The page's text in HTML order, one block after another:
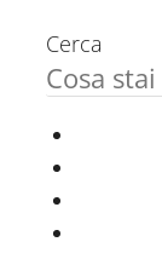
Cerca